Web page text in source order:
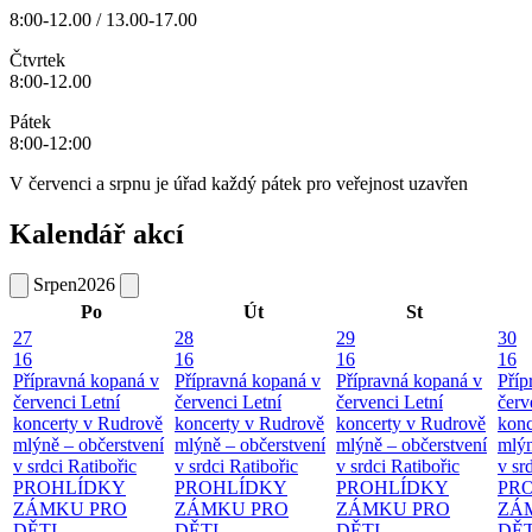
8:00-12.00 / 13.00-17.00
Čtvrtek
8:00-12.00
Pátek
8:00-12:00
V červenci a srpnu je úřad každý pátek pro veřejnost uzavřen
Kalendář akcí
Srpen2026
Po
Út
St
27
16
Přípravná kopaná v
červenci Letní
koncerty v Rudrově
mlýně – občerstvení
v srdci Ratibořic
PROHLÍDKY
ZÁMKU PRO
28
16
Přípravná kopaná v
červenci Letní
koncerty v Rudrově
mlýně – občerstvení
v srdci Ratibořic
PROHLÍDKY
ZÁMKU PRO
29
16
Přípravná kopaná v
červenci Letní
koncerty v Rudrově
mlýně – občerstvení
v srdci Ratibořic
PROHLÍDKY
ZÁMKU PRO
30
16
v